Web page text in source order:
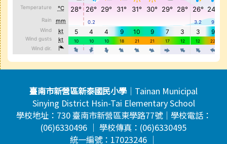
頁尾區域內容
臺南市新營區新泰國民小學｜Tainan Municipal
Sinying District Hsin-Tai Elementary School
學校地址：730 臺南市新營區東學路77號｜學校電話：
(06)6330496 ｜ 學校傳真：(06)6330495
統一編號：17023246 ｜